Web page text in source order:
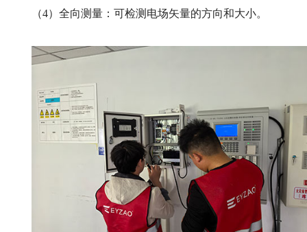
（4） 全向测量：可检测电场矢量的方向和大小。